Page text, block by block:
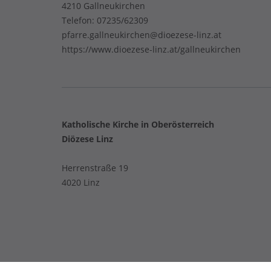
4210 Gallneukirchen
Telefon: 07235/62309
pfarre.gallneukirchen@dioezese-linz.at
https://www.dioezese-linz.at/gallneukirchen
Katholische Kirche in Oberösterreich
Diözese Linz
Herrenstraße 19
4020 Linz